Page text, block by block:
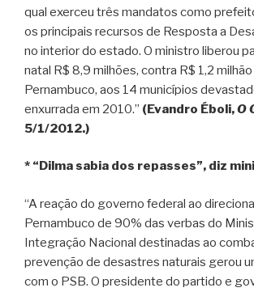
qual exerceu três mandatos como
os principais recursos de Resposta a
no interior do estado. O ministro liberou
natal R$ 8,9 milhões, contra R$ 1,2
Pernambuco, aos 14 municípios
enxurrada em 2010.” (Evandro Éboli,O
5/1/2012.)
* “Dilma sabia dos repasses”, diz
“A reação do governo federal ao
Pernambuco de 90% das verbas do
Integração Nacional destinadas ao
prevenção de desastres naturais gerou
com o PSB. O presidente do partido e